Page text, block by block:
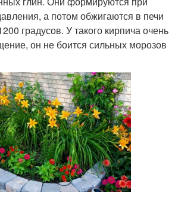
а потом обжигаются в печи
градусов. У такого кирпича очень
он не боится сильных морозов